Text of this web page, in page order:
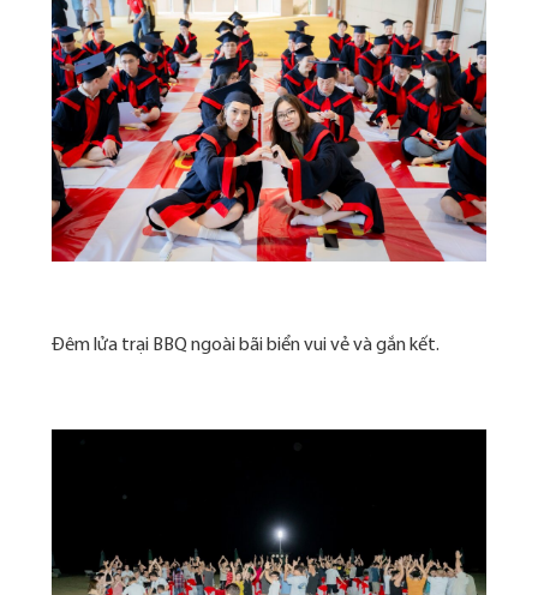
Đêm lửa trại BBQ ngoài bãi biển vui vẻ và gắn kết.